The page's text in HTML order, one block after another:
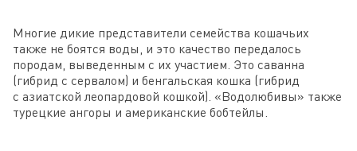
Многие дикие представители семейства кошачьих
также не боятся воды, и это качество передалось
породам, выведенным с их участием. Это саванна
(гибрид с сервалом) и бенгальская кошка (гибрид
с азиатской леопардовой кошкой). «Водолюбивы» также
турецкие ангоры и американские бобтейлы.